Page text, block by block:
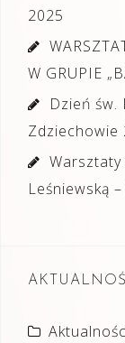
2025
W GRUPIE
Dzień św.
Zdziechowie
Warsztaty
Leśniewską